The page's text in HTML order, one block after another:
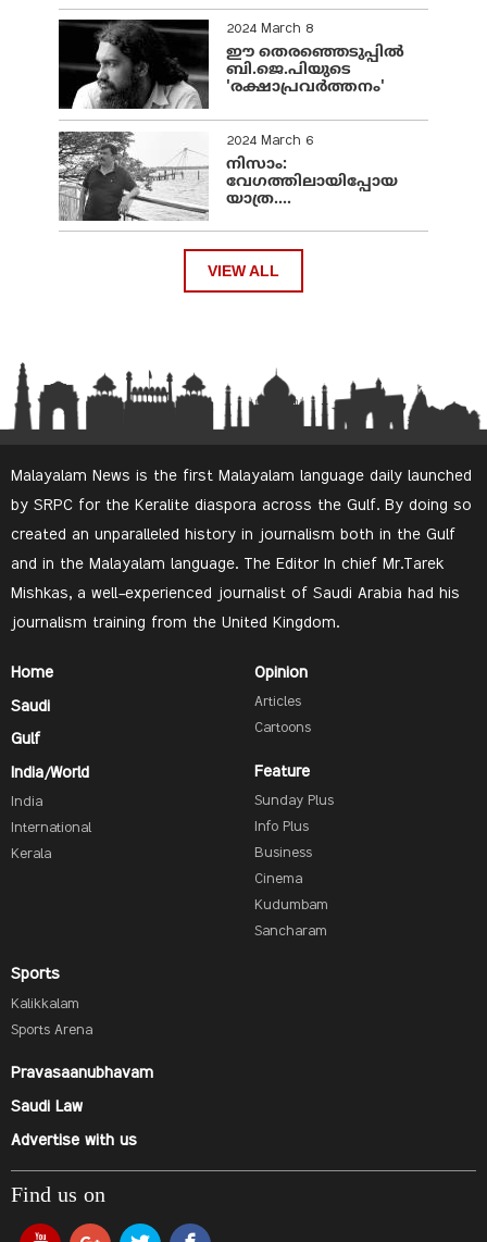
2024 March 8
ഈ തെരഞ്ഞെടുപ്പില്‍
ബി.ജെ.പിയുടെ
'രക്ഷാപ്രവര്‍ത്തനം'
2024 March 6
നിസാം:
വേഗത്തിലായിപ്പോയ
യാത്ര....
VIEW ALL
Malayalam News is the first Malayalam language daily launched
by SRPC for the Keralite diaspora across the Gulf. By doing so
created an unparalleled history in journalism both in the Gulf
and in the Malayalam language. The Editor In chief Mr.Tarek
Mishkas, a well-experienced journalist of Saudi Arabia had his
journalism training from the United Kingdom.
Home
Saudi
Gulf
India/World
India
International
Kerala
Opinion
Articles
Cartoons
Feature
Sunday Plus
Info Plus
Business
Cinema
Kudumbam
Sancharam
Sports
Kalikkalam
Sports Arena
Pravasaanubhavam
Saudi Law
Advertise with us
Find us on